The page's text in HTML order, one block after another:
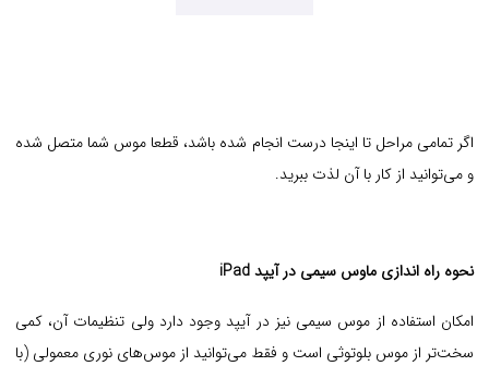
اگر تمامی مراحل تا اینجا درست انجام شده باشد، قطعا موس شما متصل شده
و می‌توانید از کار با آن لذت ببرید.
نحوه راه اندازی ماوس سیمی در آیپد iPad
امکان استفاده از موس سیمی نیز در آیپد وجود دارد ولی تنظیمات آن، کمی
سخت‌تر از موس بلوتوثی است و فقط می‌توانید از موس‌های نوری معمولی (با